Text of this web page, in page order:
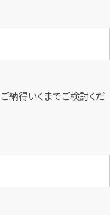
ご納得いくまでご検討くだ